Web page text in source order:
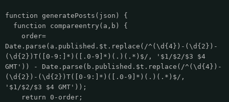
function generatePosts(json) {
function compareentry(a,b) {
order=
Date.parse(a.published.$t.replace(/^(\d{4})-(\d{2})-
(\d{2})T([0-9:]*)([.0-9]*)(.)(.*)$/, '$1/$2/$3 $4
GMT')) - Date.parse(b.published.$t.replace(/^(\d{4})-
(\d{2})-(\d{2})T([0-9:]*)([.0-9]*)(.)(.*)$/,
'$1/$2/$3 $4 GMT'));
return 0-order;